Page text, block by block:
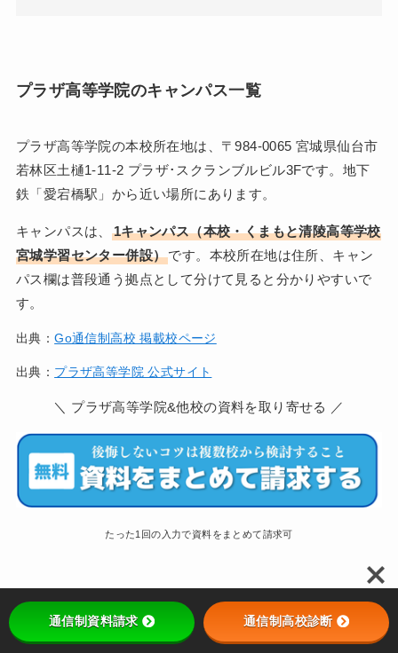
プラザ高等学院のキャンパス一覧
プラザ高等学院の本校所在地は、〒984-0065 宮城県仙台市
若林区土樋1-11-2 プラザ･スクランブルビル3Fです。地下
鉄「愛宕橋駅」から近い場所にあります。
キャンパスは、
1キャンパス（本校・くまもと清陵高等学校
宮城学習センター併設）です。本校所在地は住所、キャン
パス欄は普段通う拠点として分けて見ると分かりやすいで
す。
出典：Go通信制高校 掲載校ページ
出典： プラザ高等学院 公式サイト
＼ プラザ高等学院&他校の資料を取り寄せる ／
たった1回の入力で資料をまとめて請求可
口コミ投稿フォーム
通信制資料請求 通信制高校診断